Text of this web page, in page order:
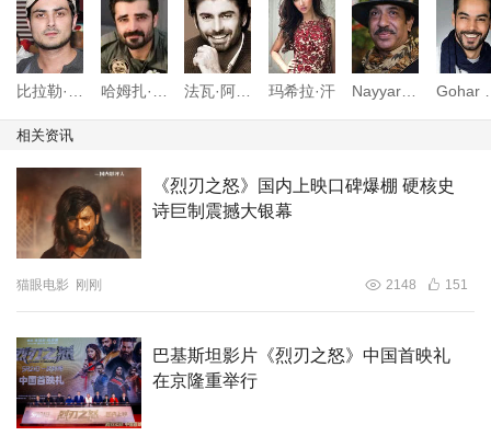
玛希拉·汗
相关资讯
《烈刃之怒》国内上映口碑爆棚 硬核史
诗巨制震撼大银幕
猫眼电影 刚刚 2148 151
巴基斯坦影片《烈刃之怒》中国首映礼
在京隆重举行